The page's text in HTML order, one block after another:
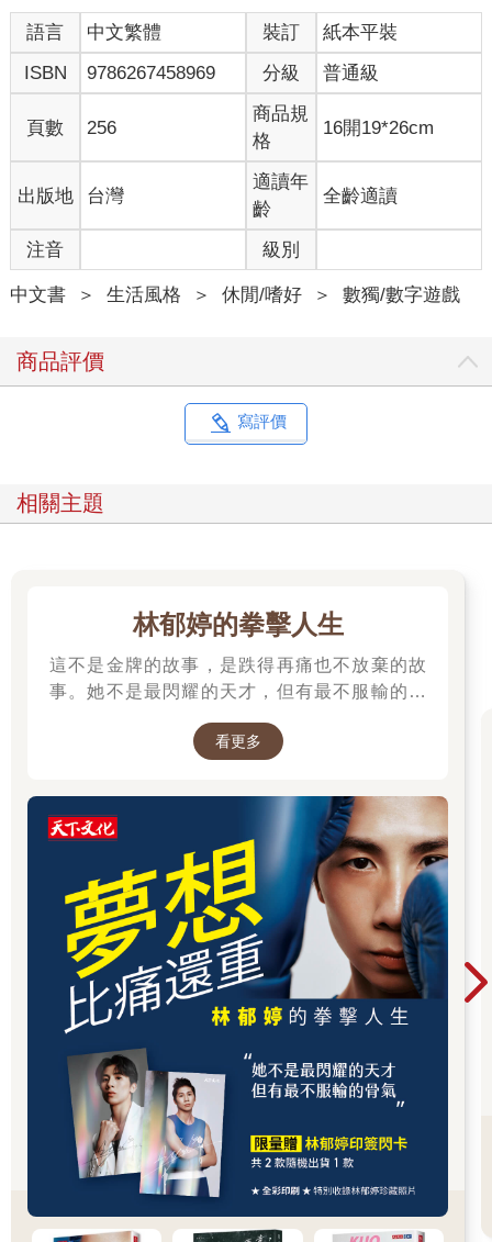
語言 中文繁體 裝訂
紙本平裝
ISBN
9786267458969 分級 普通級
頁數 256
商品規
格
16開19*26cm
出版地 台灣
適讀年
齡
全齡適讀
注音 級別
中文書 ＞ 生活風格 ＞ 休閒/嗜好 ＞ 數獨/數字遊戲
商品評價
寫評價
相關主題
林郁婷的拳擊人生
這不是金牌的故事，是跌得再痛也不放棄的故
事。她不是最閃耀的天才，但有最不服輸的骨
看更多